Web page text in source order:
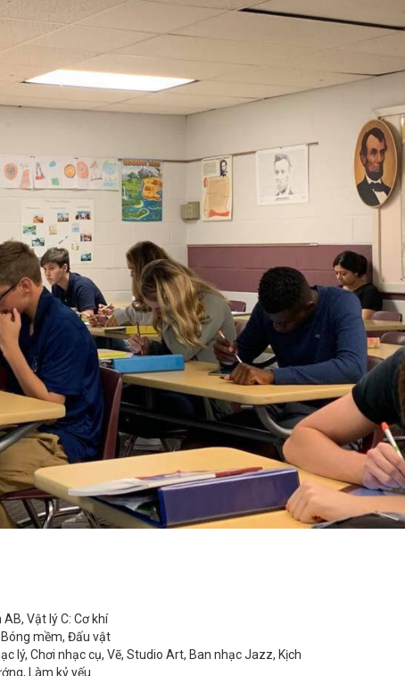
Vật lý C: Cơ khí
mềm, Đấu vật
lý, Chơi nhạc cụ, Vẽ, Studio Art, Ban nhạc Jazz, Kịch
Làm kỷ yếu